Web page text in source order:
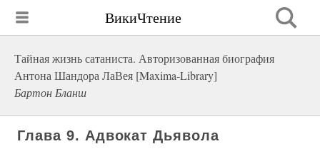
ВикиЧтение
Тайная жизнь сатаниста. Авторизованная биография
Антона Шандора ЛаВея [Maxima-Library]
Бартон Бланш
Глава 9. Адвокат Дьявола